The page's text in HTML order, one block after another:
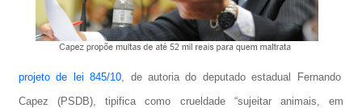
projeto de lei 845/10, de autoria do deputado estadual Fernando
Capez (PSDB), tipifica como crueldade “sujeitar animais, em